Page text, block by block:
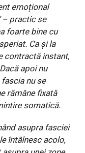
emoțional
– practic se
foarte bine cu
Ca și la
contractă instant,
apoi nu
nu se
rămâne fixată
somatică.
asupra fasciei
întâlnesc acolo,